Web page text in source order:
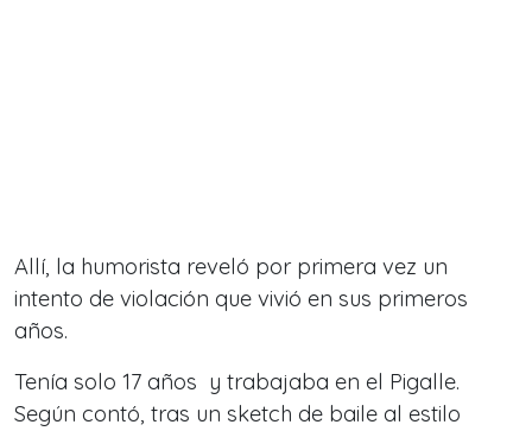
Allí, la humorista reveló por primera vez un
intento de violación que vivió en sus primeros
años.
Tenía solo 17 años y trabajaba en el Pigalle.
Según contó, tras un sketch de baile al estilo